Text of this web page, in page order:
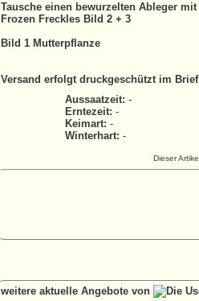
Tausche einen bewurzelten Ableger
Frozen Freckles Bild 2 + 3
Bild 1 Mutterpflanze
Versand erfolgt druckgeschützt im
Aussaatzeit: -
Erntezeit: -
Keimart: -
Winterhart: -
Dieser
weitere aktuelle Angebote von